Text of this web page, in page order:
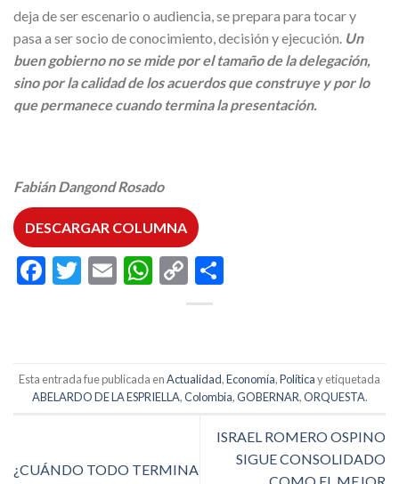
deja de ser escenario o audiencia, se prepara para tocar y
pasa a ser socio de conocimiento, decisión y ejecución. Un
buen gobierno no se mide por el tamaño de la delegación,
sino por la calidad de los acuerdos que construye y por lo
que permanece cuando termina la presentación.
Fabián Dangond Rosado
DESCARGAR COLUMNA
Facebook
Twitter
EmailWhatsApp
Copy
Link
Esta entrada fue publicada enActualidad,Economía,Políticay etiquetada
ABELARDO DE LA ESPRIELLA,Colombia,GOBERNAR,ORQUESTA.
¿CUÁNDO TODO TERMINA
ISRAEL ROMERO OSPINO
SIGUE CONSOLIDADO
COMO EL MEJOR